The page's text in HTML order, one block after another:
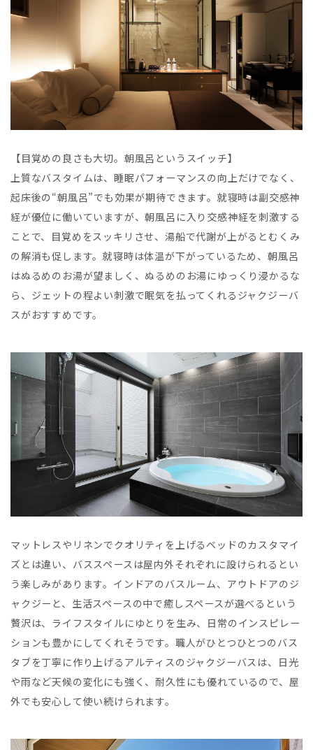
【目覚めの良さも大切。朝風呂というスイッチ】
上質なバスタイムは、睡眠パフォーマンスの向上だけでなく、
起床後の“朝風呂”でも効果が期待できます。就寝時は副交感神
経が優位に働いていますが、朝風呂に入り交感神経を刺激する
ことで、目覚めをスッキリさせ、湯船で代謝が上がるとむくみ
の解消も促します。就寝時は体温が下がっているため、朝風呂
はぬるめのお湯が望ましく、ぬるめのお湯にゆっくり浸かるな
ら、ジェットの程よい刺激で眠気を払ってくれるジャクジーバ
スがおすすめです。
マットレスやリネンでクオリティを上げるベッドのカスタマイ
ズとは違い、バススペースは屋内外それぞれに設けられるとい
う楽しみがあります。インドアのバスルーム、アウトドアのジ
ャクジーと、生活スペースの中で癒しスペースが選べるという
贅沢は、ライフスタイルにゆとりを生み、日常のインスピレー
ションも豊かにしてくれそうです。職人がひとつひとつのバス
タブを丁寧に作り上げるアルティスのジャクジーバスは、日光
や雨など天候の変化にも強く、耐久性にも優れているので、屋
外でも安心して使い続けられます。